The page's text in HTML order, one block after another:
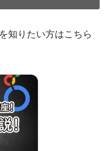
知りたい方はこちら